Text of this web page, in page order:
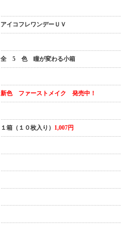
アイコフレワンデーＵＶ
全 5 色 瞳が変わる小箱
新色 ファーストメイク 発売中！
１箱（１０枚入り） 1,007円